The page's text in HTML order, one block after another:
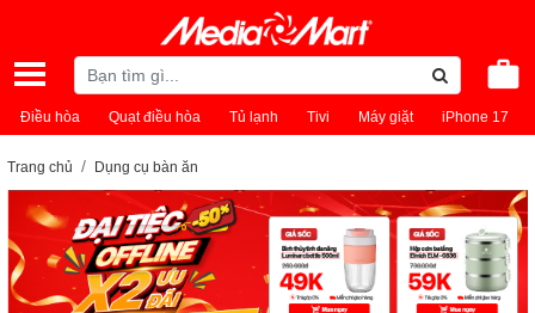
Điều hòa Quạt điều hòa Tủ lạnh Tivi Máy giặt iPhone 17
Trang chủ Dụng cụ bàn ăn